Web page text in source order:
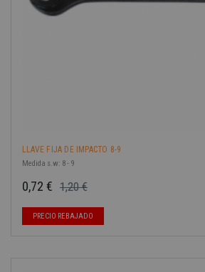
LLAVE FIJA DE IMPACTO 8-9
Medida s.w: 8 - 9
1,20 €
0,72 €
PRECIO REBAJADO